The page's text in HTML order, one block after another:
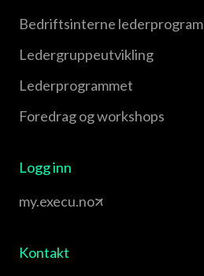
Bedriftsinterne lederprogram
Leder­gruppe­utvikling
Leder­programmet
Foredrag og workshops
Logg inn
my.execu.no
Kontakt